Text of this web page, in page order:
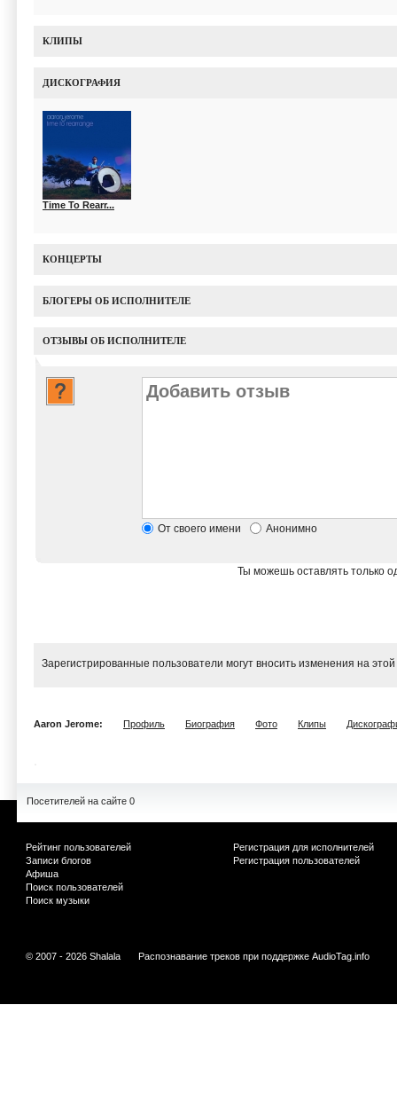
КЛИПЫ
ДИСКОГРАФИЯ
Time To Rearr...
КОНЦЕРТЫ
БЛОГЕРЫ ОБ ИСПОЛНИТЕЛЕ
ОТЗЫВЫ ОБ ИСПОЛНИТЕЛЕ
От своего имени Анонимно
Ты можешь оставлять только
Зарегистрированные пользователи могут вносить изменения на
Aaron Jerome: Профиль Биография Фото Клипы
Посетителей на сайте 0
Рейтинг пользователей
Записи блогов
Афиша
Поиск пользователей
Поиск музыки
Регистрация для исполнителей
Регистрация пользователей
© 2007 - 2026 Shalala Распознавание треков при поддержке AudioTag.info